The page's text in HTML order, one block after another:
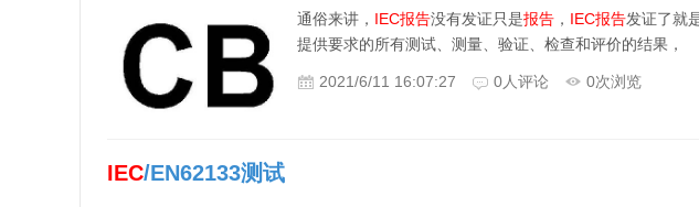
通俗来讲， IEC报告没有发证只是报告 ， IEC报告发证了就
提供要求的所有测试、测量、验证、检查和评价的结果，
2021/6/11 16:07:27 0人评论 0次浏览
IEC/EN62133测试